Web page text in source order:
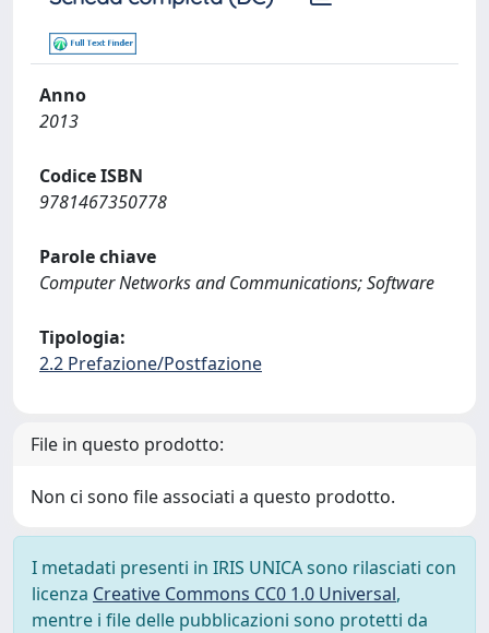
Anno
2013
Codice ISBN
9781467350778
Parole chiave
Computer Networks and Communications; Software
Tipologia:
2.2 Prefazione/Postfazione
File in questo prodotto:
Non ci sono file associati a questo prodotto.
I metadati presenti in IRIS UNICA sono rilasciati con
licenza Creative Commons CC0 1.0 Universal,
mentre i file delle pubblicazioni sono protetti da